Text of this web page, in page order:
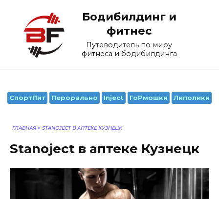
содержанию
Бодибилдинг и
фитнес
Путеводитель по миру
фитнеса и бодибилдинга
СпортПит Перорально Inject ГоРмошки Липолики
ГЛАВНАЯ > STANOJECT В АПТЕКЕ КУЗНЕЦК
Stanoject в аптеке Кузнецк